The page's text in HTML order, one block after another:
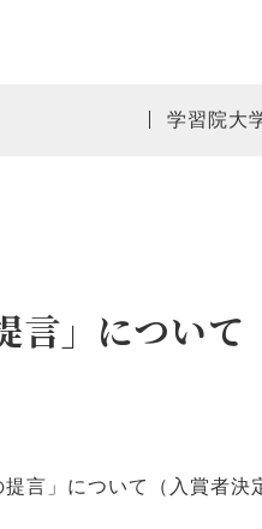
学習院大
」について
言」について（入賞者決